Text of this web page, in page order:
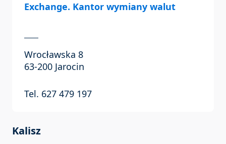
Exchange. Kantor wymiany walut
Wrocławska 8
63-200 Jarocin
Tel. 627 479 197
Kalisz